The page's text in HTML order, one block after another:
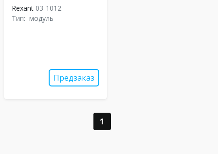
Rexant 03-1012
Тип: модуль
Предзаказ
1